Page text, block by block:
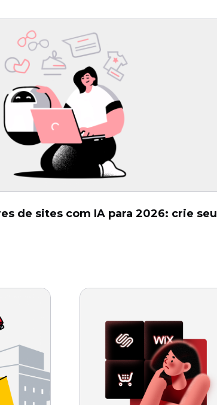
de sites com IA para 2026: crie seu